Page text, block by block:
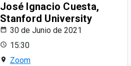
José Ignacio Cuesta,
Stanford University
30 de Junio de 2021
15:30
Zoom